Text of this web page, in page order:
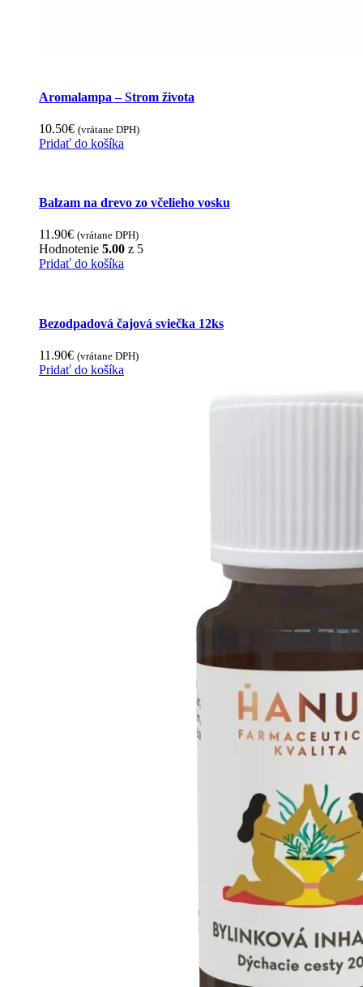
Aromalampa – Strom života
10.50€ (vrátane DPH)
Pridať do košíka
Balzam na drevo zo včelieho vosku
11.90€ (vrátane DPH)
Hodnotenie 5.00 z 5
Pridať do košíka
Bezodpadová čajová sviečka 12ks
11.90€ (vrátane DPH)
Pridať do košíka